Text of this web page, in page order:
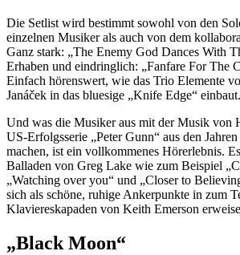
Die Setlist wird bestimmt sowohl von den
einzelnen Musiker als auch von dem
Ganz stark: „The Enemy God Dances With
Erhaben und eindringlich: „Fanfare For The
Einfach hörenswert, wie das Trio Elemente
Janáček in das bluesige „Knife Edge“ einbaut.
Und was die Musiker aus mit der Musik von
US-Erfolgsserie „Peter Gunn“ aus den
machen, ist ein vollkommenes Hörerlebnis.
Balladen von Greg Lake wie zum Beispiel
„Watching over you“ und „Closer to
sich als schöne, ruhige Ankerpunkte in zum
Klaviereskapaden von Keith Emerson
„Black Moon“